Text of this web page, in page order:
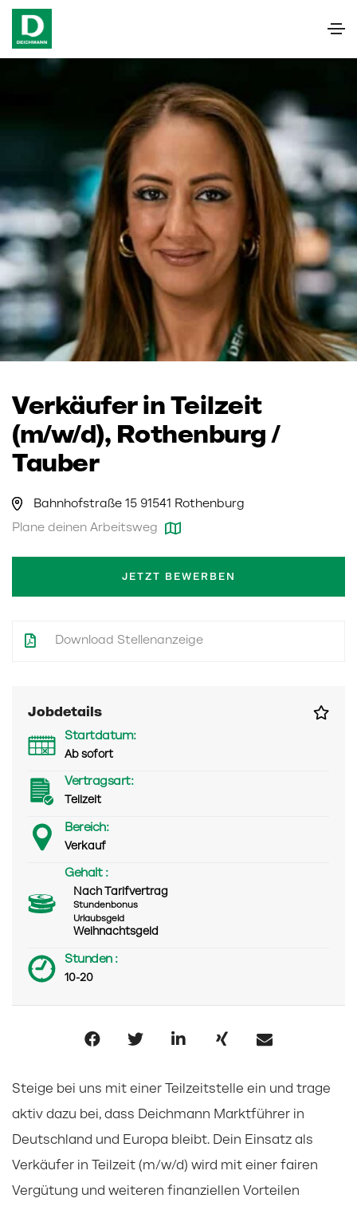
Verkäufer in Teilzeit
(m/w/d), Rothenburg /
Tauber
Bahnhofstraße 15 91541 Rothenburg
Plane deinen Arbeitsweg
JETZT BEWERBEN
Download Stellenanzeige
Jobdetails
Startdatum:
Ab sofort
Vertragsart:
Teilzeit
Bereich:
Verkauf
Gehalt :
Nach Tarifvertrag
Stundenbonus
Urlaubsgeld
Weihnachtsgeld
Stunden :
10-20
Steige bei uns mit einer Teilzeitstelle ein und trage
aktiv dazu bei, dass Deichmann Marktführer in
Deutschland und Europa bleibt. Dein Einsatz als
Verkäufer in Teilzeit (m/w/d) wird mit einer fairen
Vergütung und weiteren finanziellen Vorteilen